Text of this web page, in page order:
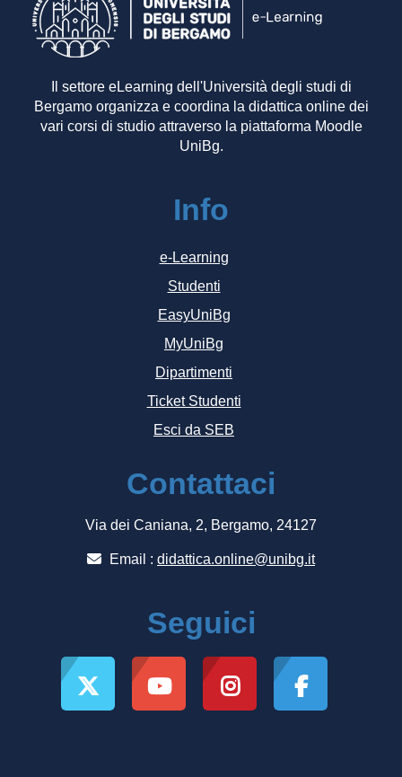
Il settore eLearning dell'Università degli studi di
Bergamo organizza e coordina la didattica online dei
vari corsi di studio attraverso la piattaforma Moodle
UniBg.
Info
e-Learning
Studenti
EasyUniBg
MyUniBg
Dipartimenti
Ticket Studenti
Esci da SEB
Contattaci
Via dei Caniana, 2, Bergamo, 24127
Email : didattica.online@unibg.it
Seguici